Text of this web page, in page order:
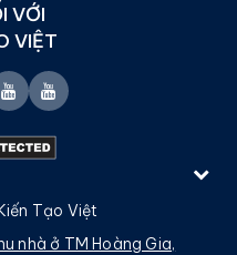
VỚI
VIỆT
Tạo Việt
nhà ở TM Hoàng Gia,